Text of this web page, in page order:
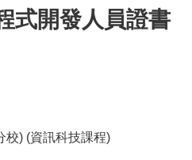
式開發人員證書
校) (資訊科技課程)